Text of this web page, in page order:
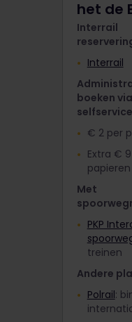
het de
Interrail
Interrail
boeken
selfservice
€ 2 per
Extra €
Met
PKP
treinen
Andere
Polrail: